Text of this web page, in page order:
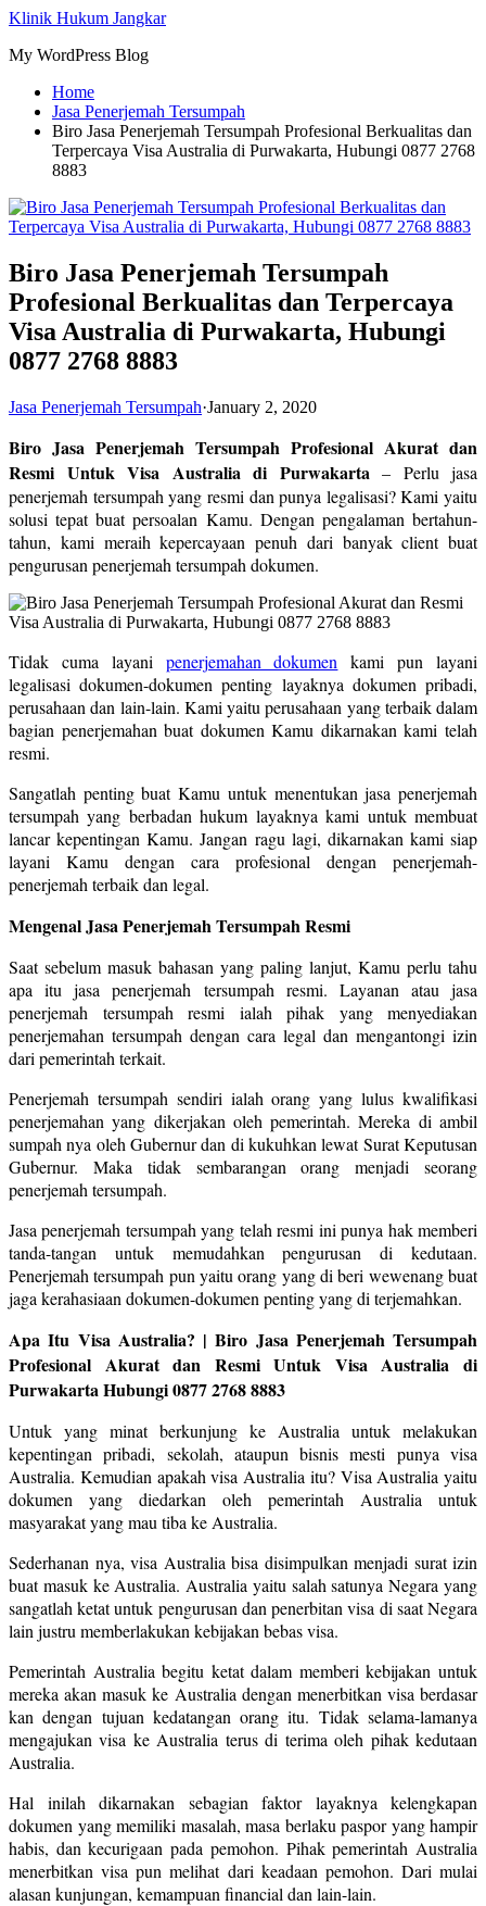
Skip
content
Klinik Hukum Jangkar
My WordPress Blog
Home
Jasa Penerjemah Tersumpah
Biro Jasa Penerjemah Tersumpah Profesional Berkualitas dan
Terpercaya Visa Australia di Purwakarta, Hubungi 0877 2768
8883
Biro Jasa Penerjemah Tersumpah
Profesional Berkualitas dan Terpercaya
Visa Australia di Purwakarta, Hubungi
0877 2768 8883
Jasa Penerjemah Tersumpah·January 2, 2020
Biro Jasa Penerjemah Tersumpah Profesional Akurat dan
Resmi Untuk Visa Australia di Purwakarta – Perlu jasa
penerjemah tersumpah yang resmi dan punya legalisasi? Kami yaitu
solusi tepat buat persoalan Kamu. Dengan pengalaman bertahun-
tahun, kami meraih kepercayaan penuh dari banyak client buat
pengurusan penerjemah tersumpah dokumen.
Tidak cuma layani penerjemahan dokumen kami pun layani
legalisasi dokumen-dokumen penting layaknya dokumen pribadi,
perusahaan dan lain-lain. Kami yaitu perusahaan yang terbaik dalam
bagian penerjemahan buat dokumen Kamu dikarnakan kami telah
resmi.
Sangatlah penting buat Kamu untuk menentukan jasa penerjemah
tersumpah yang berbadan hukum layaknya kami untuk membuat
lancar kepentingan Kamu. Jangan ragu lagi, dikarnakan kami siap
layani Kamu dengan cara profesional dengan penerjemah-
penerjemah terbaik dan legal.
Mengenal Jasa Penerjemah Tersumpah Resmi
Saat sebelum masuk bahasan yang paling lanjut, Kamu perlu tahu
apa itu jasa penerjemah tersumpah resmi. Layanan atau jasa
penerjemah tersumpah resmi ialah pihak yang menyediakan
penerjemahan tersumpah dengan cara legal dan mengantongi izin
dari pemerintah terkait.
Penerjemah tersumpah sendiri ialah orang yang lulus kwalifikasi
penerjemahan yang dikerjakan oleh pemerintah. Mereka di ambil
sumpah nya oleh Gubernur dan di kukuhkan lewat Surat Keputusan
Gubernur. Maka tidak sembarangan orang menjadi seorang
penerjemah tersumpah.
Jasa penerjemah tersumpah yang telah resmi ini punya hak memberi
tanda-tangan untuk memudahkan pengurusan di kedutaan.
Penerjemah tersumpah pun yaitu orang yang di beri wewenang buat
jaga kerahasiaan dokumen-dokumen penting yang di terjemahkan.
Apa Itu Visa Australia? | Biro Jasa Penerjemah Tersumpah
Profesional Akurat dan Resmi Untuk Visa Australia di
Purwakarta Hubungi 0877 2768 8883
Untuk yang minat berkunjung ke Australia untuk melakukan
kepentingan pribadi, sekolah, ataupun bisnis mesti punya visa
Australia. Kemudian apakah visa Australia itu? Visa Australia yaitu
dokumen yang diedarkan oleh pemerintah Australia untuk
masyarakat yang mau tiba ke Australia.
Sederhanan nya, visa Australia bisa disimpulkan menjadi surat izin
buat masuk ke Australia. Australia yaitu salah satunya Negara yang
sangatlah ketat untuk pengurusan dan penerbitan visa di saat Negara
lain justru memberlakukan kebijakan bebas visa.
Pemerintah Australia begitu ketat dalam memberi kebijakan untuk
mereka akan masuk ke Australia dengan menerbitkan visa berdasar
kan dengan tujuan kedatangan orang itu. Tidak selama-lamanya
mengajukan visa ke Australia terus di terima oleh pihak kedutaan
Australia.
Hal inilah dikarnakan sebagian faktor layaknya kelengkapan
dokumen yang memiliki masalah, masa berlaku paspor yang hampir
habis, dan kecurigaan pada pemohon. Pihak pemerintah Australia
menerbitkan visa pun melihat dari keadaan pemohon. Dari mulai
alasan kunjungan, kemampuan financial dan lain-lain.